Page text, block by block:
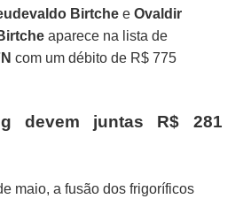
Birtche eOvaldir
aparece na lista de
com um débito de R$ 775
devem juntas R$ 281
maio, a fusão dos frigoríficos